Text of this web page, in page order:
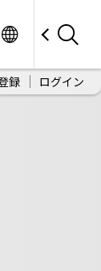
録 ログイン